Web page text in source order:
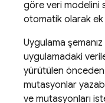
göre veri modelini
otomatik olarak ek
Uygulama
uygulamadaki
yürütülen önceden
mutasyonlar
ve mutasyonları